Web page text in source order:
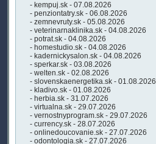
- kempuj.sk - 07.08.2026
- penziontatry.sk - 06.08.2026
- zemnevruty.sk - 05.08.2026
- veterinarnaklinika.sk - 04.08.2026
- potrat.sk - 04.08.2026
- homestudio.sk - 04.08.2026
- kadernickysalon.sk - 04.08.2026
- sperkar.sk - 03.08.2026
- welten.sk - 02.08.2026
- slovenskaenergetika.sk - 01.08.2026
- kladivo.sk - 01.08.2026
- herbia.sk - 31.07.2026
- virtualna.sk - 29.07.2026
- vernostnyprogram.sk - 29.07.2026
- currency.sk - 28.07.2026
- onlinedoucovanie.sk - 27.07.2026
- odontologia.sk - 27.07.2026